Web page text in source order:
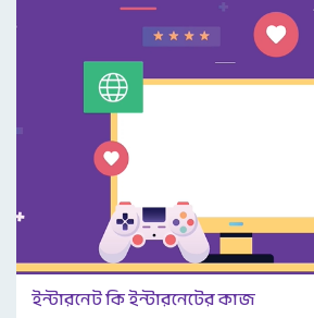
ইন্টারনেট কি ইন্টারনেটের কাজ